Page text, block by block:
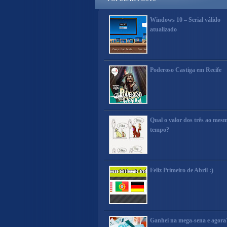
Windows 10 – Serial válido
atualizado
Poderoso Castiga em Recife
Qual o valor dos três ao
tempo?
Feliz Primeiro de Abril :)
Ganhei na mega-sena e